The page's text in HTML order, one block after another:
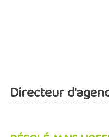
Directeur